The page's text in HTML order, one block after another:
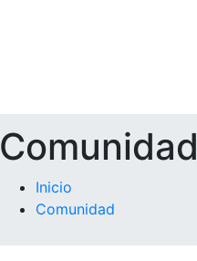
Comunidad
Inicio
Comunidad